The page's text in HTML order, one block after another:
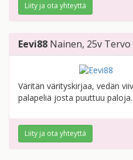
Liity ja ota yhteyttä
Eevi88 Nainen, 25v Tervo
Väritän värityskirjaa, vedän
palapeliä josta puuttuu paloja.
Liity ja ota yhteyttä